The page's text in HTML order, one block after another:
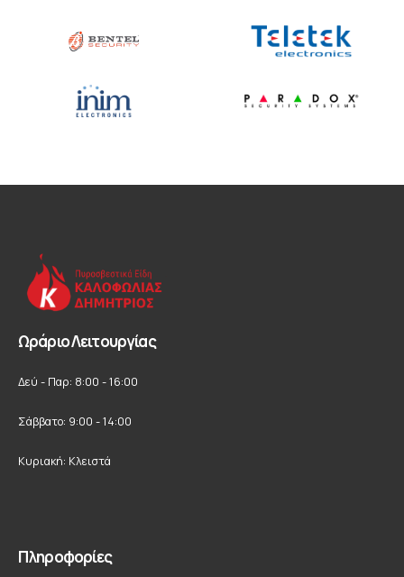
Ωράριο Λειτουργίας
Δεύ - Παρ: 8:00 - 16:00
Σάββατο: 9:00 - 14:00
Κυριακή: Κλειστά
Πληροφορίες